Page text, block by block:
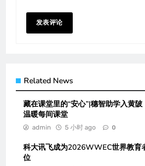
Related News
藏在课堂里的“安心”|穗智助学入黄
温暖每间课堂
admin 5 小时 ago 0
科大讯飞成为2026WWEC世界教育
位